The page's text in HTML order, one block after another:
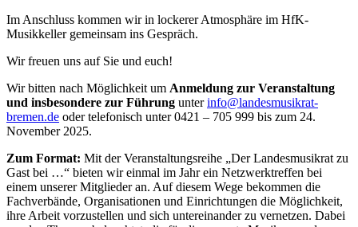
Im Anschluss kommen wir in lockerer Atmosphäre im HfK-
Musikkeller gemeinsam ins Gespräch.
Wir freuen uns auf Sie und euch!
Wir bitten nach Möglichkeit um Anmeldung zur Veranstaltung
und insbesondere zur Führung unterinfo@landesmusikrat-
bremen.de oder telefonisch unter 0421 – 705 999 bis zum 24.
November 2025.
Zum Format: Mit der Veranstaltungsreihe „Der Landesmusikrat zu
Gast bei …“ bieten wir einmal im Jahr ein Netzwerktreffen bei
einem unserer Mitglieder an. Auf diesem Wege bekommen die
Fachverbände, Organisationen und Einrichtungen die Möglichkeit,
ihre Arbeit vorzustellen und sich untereinander zu vernetzen. Dabei